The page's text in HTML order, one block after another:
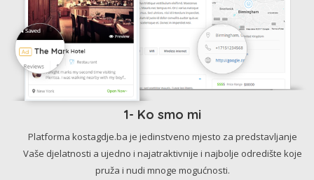
1- Ko smo mi
Platforma kostagdje.ba je jedinstveno mjesto za predstavljanje
Vaše djelatnosti a ujedno i najatraktivnije i najbolje odredište koje
pruža i nudi mnoge mogućnosti.